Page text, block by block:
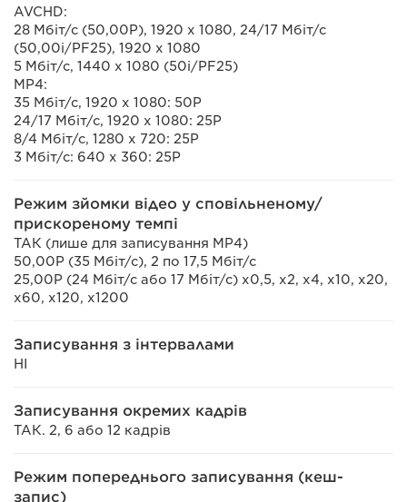
AVCHD:
28 Мбіт/с (50,00P), 1920 x 1080, 24/17 Мбіт/с
(50,00i/PF25), 1920 x 1080
5 Мбіт/с, 1440 x 1080 (50i/PF25)
MP4:
35 Мбіт/с, 1920 x 1080: 50P
24/17 Мбіт/с, 1920 x 1080: 25P
8/4 Мбіт/с, 1280 x 720: 25P
3 Мбіт/с: 640 x 360: 25P
Режим зйомки відео у сповільненому/
прискореному темпі
ТАК (лише для записування MP4)
50,00P (35 Мбіт/с), 2 по 17,5 Мбіт/с
25,00P (24 Мбіт/с або 17 Мбіт/с) x0,5, x2, x4, x10, x20,
x60, x120, x1200
Записування з інтервалами
НІ
Записування окремих кадрів
ТАК. 2, 6 або 12 кадрів
Режим попереднього записування (кеш-
запис)